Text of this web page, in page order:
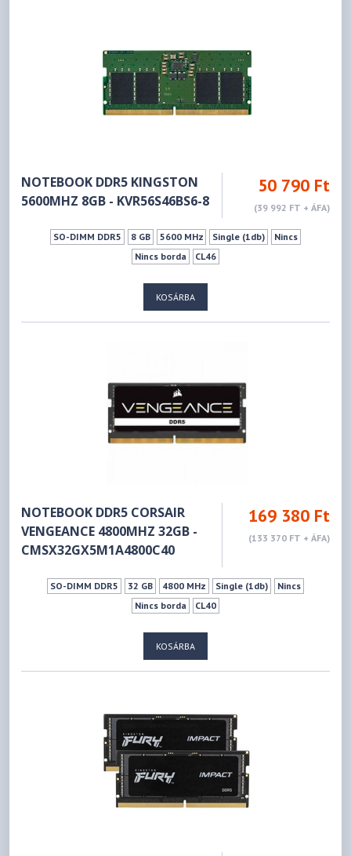
NOTEBOOK DDR5 KINGSTON
5600MHZ 8GB - KVR56S46BS6-8
50 790 Ft
(39 992 FT + ÁFA)
SO-DIMM DDR5 8 GB 5600 MHz Single (1db)
Nincs
Nincs borda
CL46
KOSÁRBA
NOTEBOOK DDR5 CORSAIR
VENGEANCE 4800MHZ 32GB -
CMSX32GX5M1A4800C40
169 380 Ft
(133 370 FT + ÁFA)
SO-DIMM DDR5 32 GB 4800 MHz Single (1db)
Nincs
Nincs borda
CL40
KOSÁRBA